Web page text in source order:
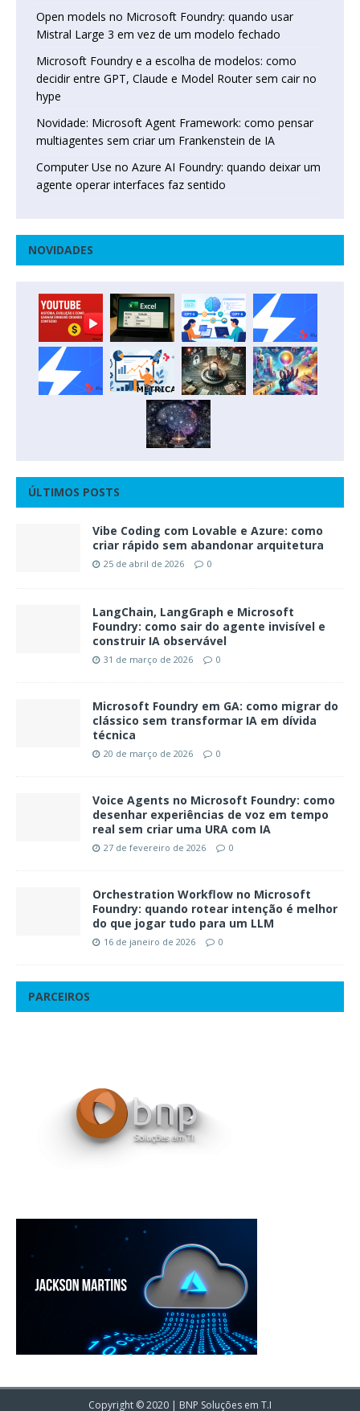
Open models no Microsoft Foundry: quando usar
Mistral Large 3 em vez de um modelo fechado
Microsoft Foundry e a escolha de modelos: como
decidir entre GPT, Claude e Model Router sem cair no
hype
Novidade: Microsoft Agent Framework: como pensar
multiagentes sem criar um Frankenstein de IA
Computer Use no Azure AI Foundry: quando deixar um
agente operar interfaces faz sentido
NOVIDADES
ÚLTIMOS POSTS
Vibe Coding com Lovable e Azure: como
criar rápido sem abandonar arquitetura
25 de abril de 2026 0
LangChain, LangGraph e Microsoft
Foundry: como sair do agente invisível e
construir IA observável
31 de março de 2026 0
Microsoft Foundry em GA: como migrar do
clássico sem transformar IA em dívida
técnica
20 de março de 2026 0
Voice Agents no Microsoft Foundry: como
desenhar experiências de voz em tempo
real sem criar uma URA com IA
27 de fevereiro de 2026 0
Orchestration Workflow no Microsoft
Foundry: quando rotear intenção é melhor
do que jogar tudo para um LLM
16 de janeiro de 2026 0
PARCEIROS
Copyright © 2020 | BNP Soluções em T.I